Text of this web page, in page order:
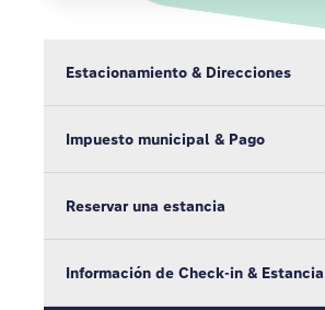
Estacionamiento & Direcciones
Impuesto municipal & Pago
Reservar una estancia
Información de Check-in & Estancia